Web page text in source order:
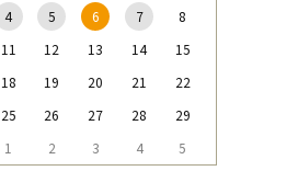
4 5 6 7
8
11 12 13 14
15
18 19 20 21
22
25 26 27 28
29
1 2 3 4 5